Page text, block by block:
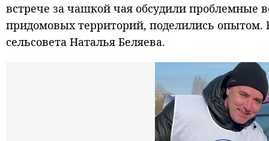
встрече за чашкой чая обсудили проблемные
придомовых территорий, поделились опытом.
сельсовета Наталья Беляева.